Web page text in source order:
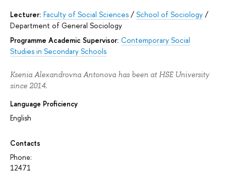
Lecturer: Faculty of Social Sciences / School of Sociology /
Department of General Sociology
Programme Academic Supervisor: Contemporary Social
Studies in Secondary Schools
Ksenia Alexandrovna Antonova has been at HSE University
since 2014.
Language Proficiency
English
Contacts
Phone:
12471